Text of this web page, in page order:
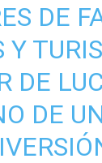
DE
Y
DE
DE